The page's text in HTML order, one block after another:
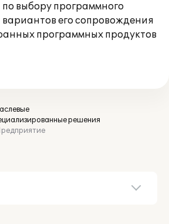
выбору программного
вариантов его сопровождения
программных продуктов
решения